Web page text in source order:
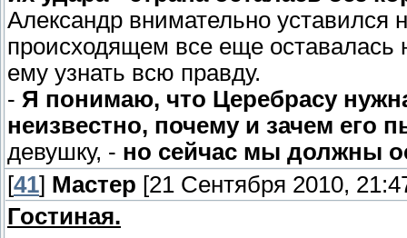
Александр внимательно
происходящем все еще оставалась
ему узнать всю правду.
- Я понимаю, что Церебрасу
неизвестно, почему и зачем его
девушку, - но сейчас мы должны
[41] Мастер [21 Сентября 2010,
Гостиная.